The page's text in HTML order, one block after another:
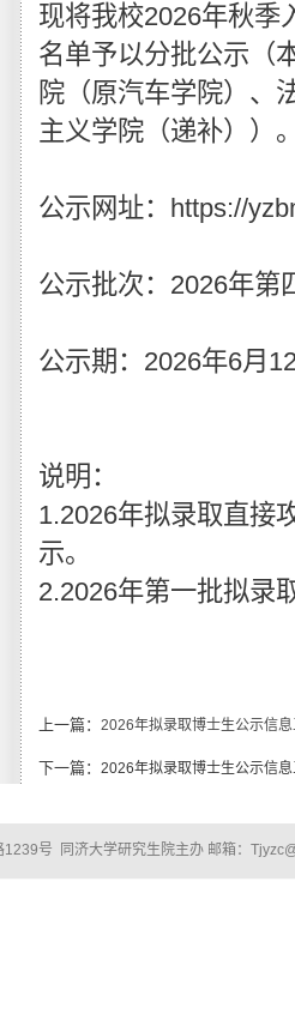
现将我校2026年秋季
名单予以分批公示（
院（原汽车学院）、
主义学院（递补））
公示网址：https://
公示批次：2026年第
公示期：2026年6月
说明：
1.2026年拟录取直接
示。
2.2026年第一批拟录
上一篇： 2026年拟录取博士生公示信
下一篇： 2026年拟录取博士生公示信
号 同济大学研究生院主办 邮箱：